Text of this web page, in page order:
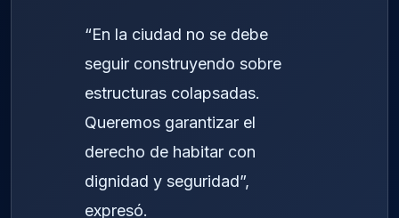
“En la ciudad no se debe
seguir construyendo sobre
estructuras colapsadas.
Queremos garantizar el
derecho de habitar con
dignidad y seguridad”,
expresó.